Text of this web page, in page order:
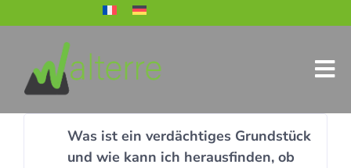
Was ist ein verdächtiges Grundstück
und wie kann ich herausfinden, ob